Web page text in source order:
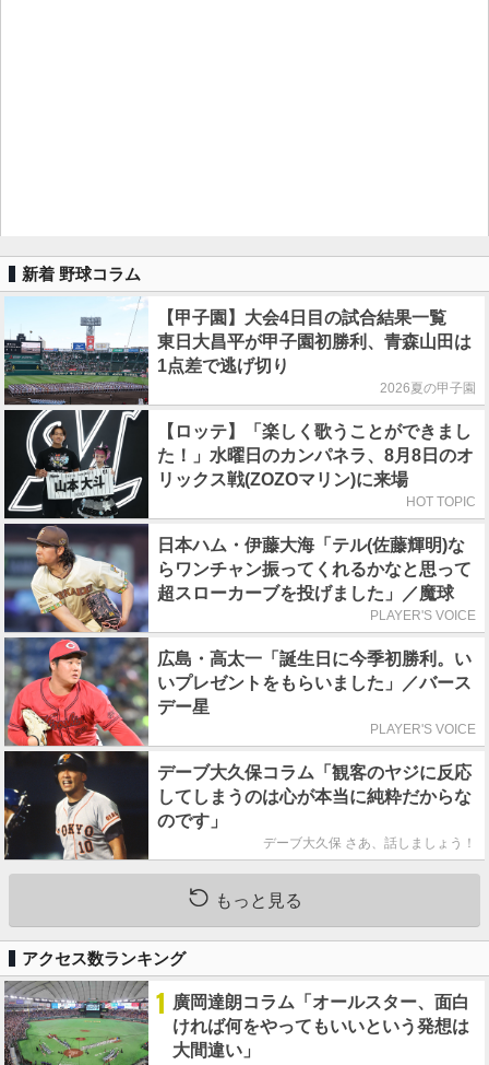
新着 野球コラム
【甲子園】大会4日目の試合結果一覧
東日大昌平が甲子園初勝利、青森山田は
1点差で逃げ切り
2026夏の甲子園
【ロッテ】「楽しく歌うことができまし
た！」水曜日のカンパネラ、8月8日のオ
リックス戦(ZOZOマリン)に来場
HOT TOPIC
日本ハム・伊藤大海「テル(佐藤輝明)な
らワンチャン振ってくれるかなと思って
超スローカーブを投げました」／魔球
PLAYER'S VOICE
広島・高太一「誕生日に今季初勝利。い
いプレゼントをもらいました」／バース
デー星
PLAYER'S VOICE
デーブ大久保コラム「観客のヤジに反応
してしまうのは心が本当に純粋だからな
のです」
デーブ大久保 さあ、話しましょう！
もっと見る
アクセス数ランキング
1 廣岡達朗コラム「オールスター、面白
ければ何をやってもいいという発想は
大間違い」